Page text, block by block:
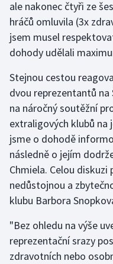
Lyže a snowboard
Moderní pětiboj
Motorsport
Olympijské hry
Parasport
Plavání
Plážový volejbal
Rychlobruslení
ale nakonec čtyři ze
hráčů omluvila (3x
jsem musel
dohody udělali
Stejnou cestou
dvou reprezentantů na
na náročný soutěžní
extraligových klubů na
jsme o dohodě
následně o jejím
Chmiela. Celou
nedůstojnou a
klubu Barbora
"Bez ohledu na výše
reprezentační srazy
zdravotních nebo